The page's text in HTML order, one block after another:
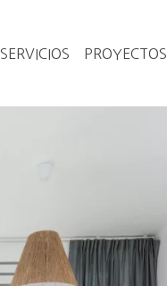
SERVICIOS PROYECTOS